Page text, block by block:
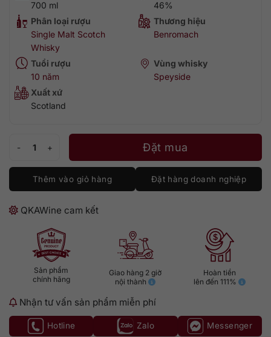
700 ml
46%
Phân loại rượu
Single Malt Scotch
Whisky
Thương hiệu
Benromach
Tuổi rượu
10 năm
Vùng whisky
Speyside
Xuất xứ
Scotland
Benromach 2011 - Contrasts: Triple Distilled số lượng
Đặt mua
Thêm vào giỏ hàng Đặt hàng doanh nghiệp
QKAWine cam kết
Sản phẩm
chính hãng
Giao hàng 2 giờ
nội thành
Hoàn tiền
lên đến 111%
Nhận tư vấn sản phẩm miễn phí
Hotline Zalo Messenger